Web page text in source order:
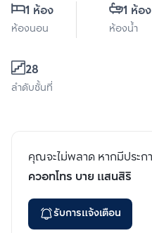
1 ห้อง
ห้องนอน
1 ห้อง
ห้องน้ำ
28
ลำดับชั้นที่
คุณจะไม่พลาด หากมีประก
ควอทโทร บาย แสนสิริ
รับการแจ้งเตือน